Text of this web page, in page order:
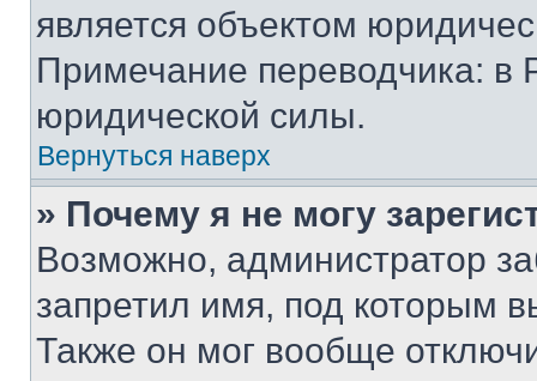
является объектом
Примечание переводчика: в
юридической силы.
Вернуться наверх
» Почему я не могу
Возможно, администратор
запретил имя, под которым
Также он мог вообще